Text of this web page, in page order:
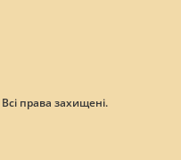
права захищені.